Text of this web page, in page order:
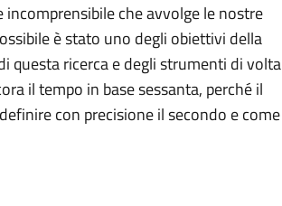
che avvolge le nostre
è stato uno degli obiettivi della
questa ricerca e degli strumenti di volta
il tempo in base sessanta, perché il
con precisione il secondo e come